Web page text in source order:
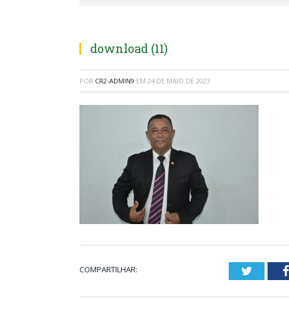
download (11)
POR CR2-ADMIN9 EM 24 DE MAIO DE 2023
COMPARTILHAR: Twitter